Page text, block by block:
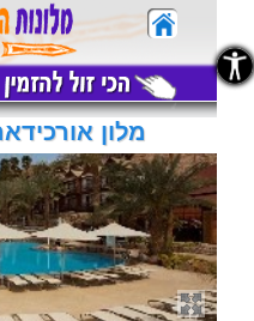
מלון
נגישות
נגישות